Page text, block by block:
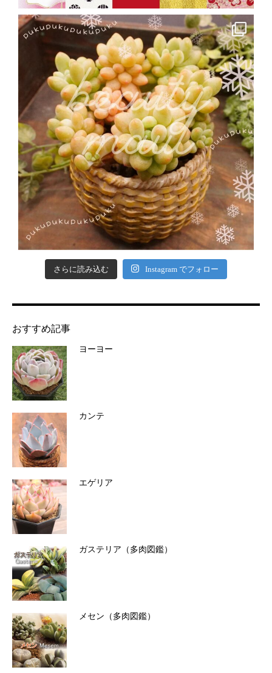
さらに読み込む Instagram でフォロー
おすすめ記事
ヨーヨー
カンテ
エゲリア
ガステリア（多肉図鑑）
メセン（多肉図鑑）